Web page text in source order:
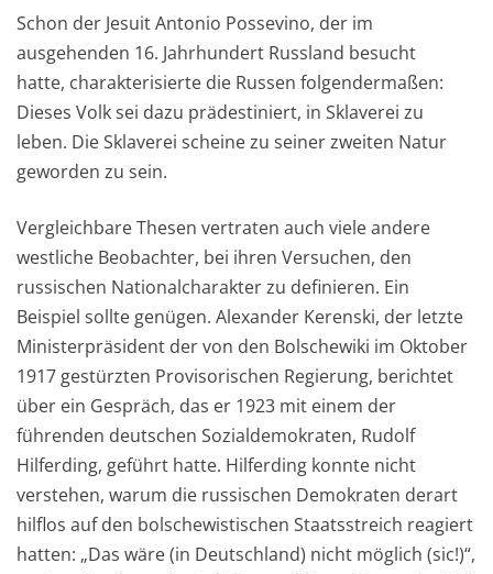
Schon der Jesuit Antonio Possevino, der im
ausgehenden 16. Jahrhundert Russland besucht
hatte, charakterisierte die Russen folgendermaßen:
Dieses Volk sei dazu prädestiniert, in Sklaverei zu
leben. Die Sklaverei scheinezu seiner zweiten Natur
geworden zu sein.
Vergleichbare Thesen vertraten auch viele andere
westliche Beobachter, bei ihren Versuchen, den
russischen Nationalcharakterzu definieren. Ein
Beispiel sollte genügen. Alexander Kerenski, der letzte
Ministerpräsident der von den Bolschewiki im Oktober
1917 gestürzten Provisorischen Regierung, berichtet
über ein Gespräch, das er 1923 mit einem der
führenden deutschen Sozialdemokraten, Rudolf
Hilferding, geführt hatte. Hilferding konnte nicht
verstehen, warum die russischen Demokraten derart
hilflos auf den bolschewistischen Staatsstreich reagiert
hatten: „Das wäre (in Deutschland) nicht möglich (sic!)“,